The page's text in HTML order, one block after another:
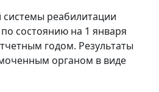
реабилитации
состоянию на 1 января
годом. Результаты
органом в виде